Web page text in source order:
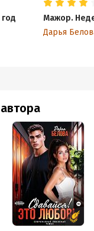
Мажор.
Дарья